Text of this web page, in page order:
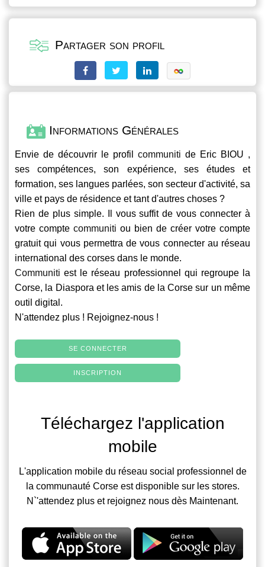
Partager son profil
Informations Générales
Envie de découvrir le profil communiti de Eric BIOU ,
ses compétences, son expérience, ses études et
formation, ses langues parlées, son secteur d'activité, sa
ville et pays de résidence et tant d'autres choses ?
Rien de plus simple. Il vous suffit de vous connecter à
votre compte communiti ou bien de créer votre compte
gratuit qui vous permettra de vous connecter au réseau
international des corses dans le monde.
Communiti est le réseau professionnel qui regroupe la
Corse, la Diaspora et les amis de la Corse sur un même
outil digital.
N'attendez plus ! Rejoignez-nous !
SE CONNECTER
INSCRIPTION
Téléchargez l'application
mobile
L'application mobile du réseau social professionnel de
la communauté Corse est disponible sur les stores.
N`'attendez plus et rejoignez nous dès Maintenant.